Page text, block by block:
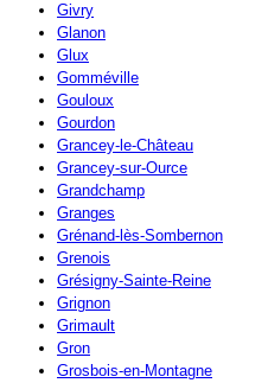
Givry
Glanon
Glux
Gomméville
Gouloux
Gourdon
Grancey-le-Château
Grancey-sur-Ource
Grandchamp
Granges
Grénand-lès-Sombernon
Grenois
Grésigny-Sainte-Reine
Grignon
Grimault
Gron
Grosbois-en-Montagne